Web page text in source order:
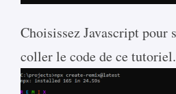
Choisissez Javascript pour
coller le code de ce tutoriel.